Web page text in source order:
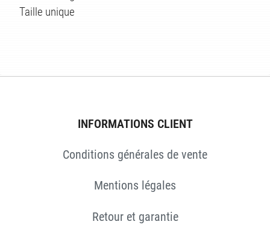
Taille unique
INFORMATIONS CLIENT
Conditions générales de vente
Mentions légales
Retour et garantie